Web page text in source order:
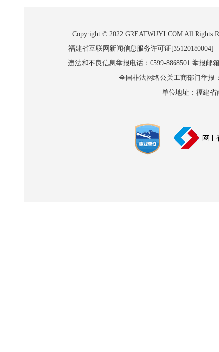
Copyright © 2022 GREATWUYI.COM All Rights
福建省互联网新闻信息服务许可证
违法和不良信息举报电话：0599-8868501 举报邮
全国非法网络公关工商部门举报
单位地址：福建省